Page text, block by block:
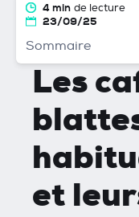
4 min de lecture
23/09/25
Sommaire
Les
et